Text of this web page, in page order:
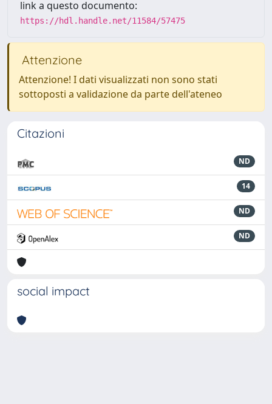
link a questo documento:
https://hdl.handle.net/11584/57475
Attenzione
Attenzione! I dati visualizzati non sono stati
sottoposti a validazione da parte dell'ateneo
Citazioni
ND
14
ND
ND
social impact